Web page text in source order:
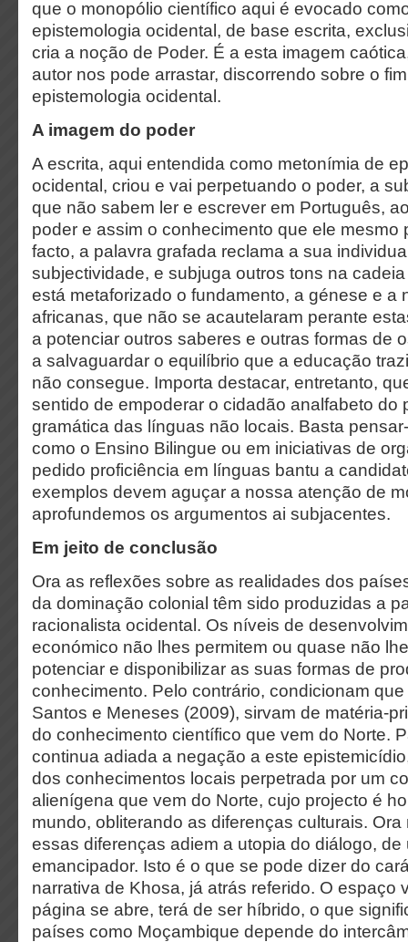
que o monopólio científico aqui é evocado
epistemologia ocidental, de base escrita,
cria a noção de Poder. É a esta imagem
autor nos pode arrastar, discorrendo sobre o
epistemologia ocidental.
A imagem do poder
A escrita, aqui entendida como metonímia de
ocidental, criou e vai perpetuando o poder, a
que não sabem ler e escrever em Português,
poder e assim o conhecimento que ele mesmo
facto, a palavra grafada reclama a sua
subjectividade, e subjuga outros tons na
está metaforizado o fundamento, a génese e a
africanas, que não se acautelaram perante
a potenciar outros saberes e outras formas de
a salvaguardar o equilíbrio que a educação
não consegue. Importa destacar, entretanto,
sentido de empoderar o cidadão analfabeto do
gramática das línguas não locais. Basta
como o Ensino Bilingue ou em iniciativas de
pedido proficiência em línguas bantu a
exemplos devem aguçar a nossa atenção de
aprofundemos os argumentos ai subjacentes.
Em jeito de conclusão
Ora as reflexões sobre as realidades dos
da dominação colonial têm sido produzidas a
racionalista ocidental. Os níveis de
económico não lhes permitem ou quase não
potenciar e disponibilizar as suas formas de
conhecimento. Pelo contrário, condicionam
Santos e Meneses (2009), sirvam de matéria-
do conhecimento científico que vem do Norte.
continua adiada a negação a este
dos conhecimentos locais perpetrada por um
alienígena que vem do Norte, cujo projecto é
mundo, obliterando as diferenças culturais.
essas diferenças adiem a utopia do diálogo, de
emancipador. Isto é o que se pode dizer do
narrativa de Khosa, já atrás referido. O espaço
página se abre, terá de ser híbrido, o que
países como Moçambique depende do